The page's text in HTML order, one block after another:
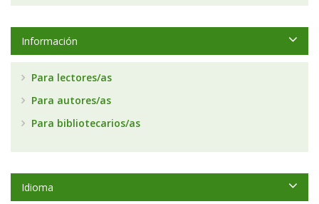
Información
Para lectores/as
Para autores/as
Para bibliotecarios/as
Idioma